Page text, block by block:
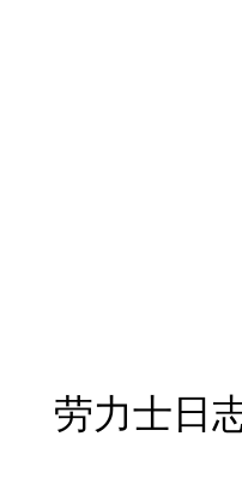
劳力士日